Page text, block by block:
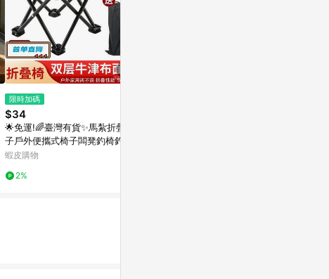
限時加碼
$34
🌟免運!🌈臺灣有貨✨馬紮折疊凳
子戶外便攜式椅子闆凳釣椅釣魚
美術寫生多功能超輕 特惠 ABEA
蝦皮購物
2%